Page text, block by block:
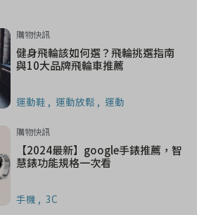
購物快訊
健身飛輪該如何選？飛輪挑選指南
與10大品牌飛輪車推薦
運動鞋 運動放鬆 運動
購物快訊
【2024最新】google手錶推薦，智
慧錶功能規格一次看
手機 3C